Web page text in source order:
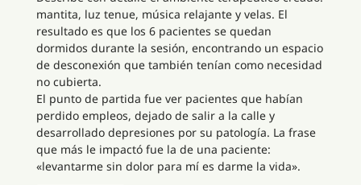
mantita, luz tenue, música relajante y velas. El
resultado es que los 6 pacientes se quedan
dormidos durante la sesión, encontrando un espacio
de desconexión que también tenían como necesidad
no cubierta.
El punto de partida fue ver pacientes que habían
perdido empleos, dejado de salir a la calle y
desarrollado depresiones por su patología. La frase
que más le impactó fue la de una paciente:
«levantarme sin dolor para mí es darme la vida».